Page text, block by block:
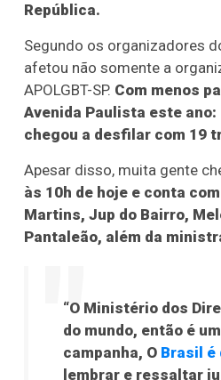
República.
Segundo os organizadores
afetou não somente a
APOLGBT-SP. Com menos
Avenida Paulista este ano:
chegou a desfilar com 19
Apesar disso, muita gente
às 10h de hoje e conta
Martins, Jup do Bairro,
Pantaleão, além da
“O Ministério dos
do mundo, então é
campanha, O Brasil é
lembrar e ressaltar
3756 (07/08/26)
06 09 10 11
detalhes